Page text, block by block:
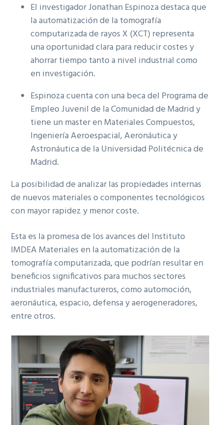
El investigador Jonathan Espinoza destaca que
la automatización de la tomografía
computarizada de rayos X (XCT) representa
una oportunidad clara para reducir costes y
ahorrar tiempo tanto a nivel industrial como
en investigación.
Espinoza cuenta con una beca del Programa de
Empleo Juvenil de la Comunidad de Madrid y
tiene un master en Materiales Compuestos,
Ingeniería Aeroespacial, Aeronáutica y
Astronáutica de la Universidad Politécnica de
Madrid.
La posibilidad de analizar las propiedades internas
de nuevos materiales o componentes tecnológicos
con mayor rapidez y menor coste.
Esta es la promesa de los avances del Instituto
IMDEA Materiales en la automatización de la
tomografía computarizada, que podrían resultar en
beneficios significativos para muchos sectores
industriales manufactureros, como automoción,
aeronáutica, espacio, defensa y aerogeneradores,
entre otros.